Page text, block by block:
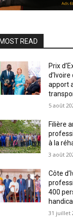
READ
Prix
apport
5 août
Filière
à la
3 août
Côte
400
31 juillet